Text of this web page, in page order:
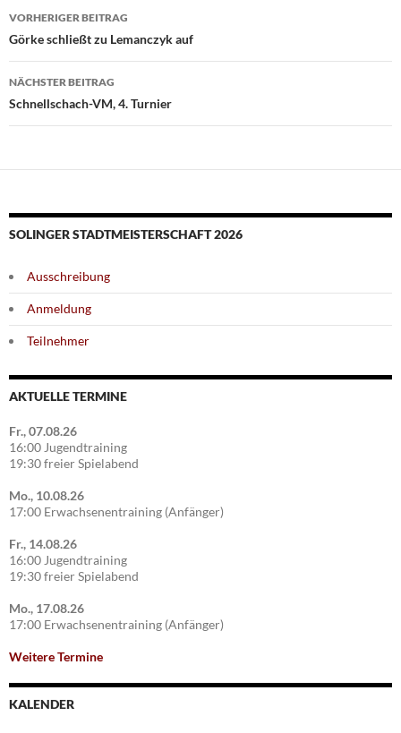
Beitragsnavigation
VORHERIGER BEITRAG
Görke schließt zu Lemanczyk auf
NÄCHSTER BEITRAG
Schnellschach-VM, 4. Turnier
SOLINGER STADTMEISTERSCHAFT 2026
Ausschreibung
Anmeldung
Teilnehmer
AKTUELLE TERMINE
Fr., 07.08.26
16:00 Jugendtraining
19:30 freier Spielabend
Mo., 10.08.26
17:00 Erwachsenentraining (Anfänger)
Fr., 14.08.26
16:00 Jugendtraining
19:30 freier Spielabend
Mo., 17.08.26
17:00 Erwachsenentraining (Anfänger)
Weitere Termine
KALENDER